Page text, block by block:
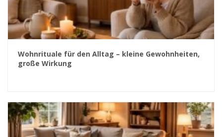
Wohnrituale für den Alltag – kleine Gewohnheiten,
große Wirkung